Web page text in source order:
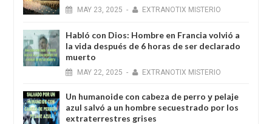
MAY 23, 2025 - EXTRANOTIX MISTERIO
Habló con Dios: Hombre en Francia volvió a
la vida después de 6 horas de ser declarado
muerto
MAY 22, 2025 - EXTRANOTIX MISTERIO
Un humanoide con cabeza de perro у pelaje
azul salvó a un hombre secuestrado por los
extraterrestres grises